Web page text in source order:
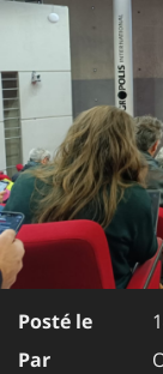
Posté le
Par